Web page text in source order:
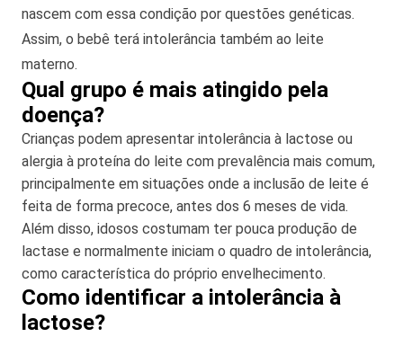
nascem com essa condição por questões genéticas.
Assim, o bebê terá intolerância também ao leite
materno.
Qual grupo é mais atingido pela
doença?
Crianças podem apresentar intolerância à lactose ou
alergia à proteína do leite com prevalência mais comum,
principalmente em situações onde a inclusão de leite é
feita de forma precoce, antes dos 6 meses de vida.
Além disso, idosos costumam ter pouca produção de
lactase e normalmente iniciam o quadro de intolerância,
como característica do próprio envelhecimento.
Como identificar a intolerância à
lactose?